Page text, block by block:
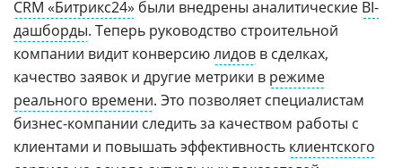
CRM «Битрикс24» были внедрены аналитические BI-
дашборды. Теперь руководство строительной
компании видит конверсиюлидов в сделках,
качество заявок и другие метрики в режиме
реального времени. Это позволяет специалистам
бизнес-компании следить за качеством работы с
клиентами и повышать эффективность клиентского